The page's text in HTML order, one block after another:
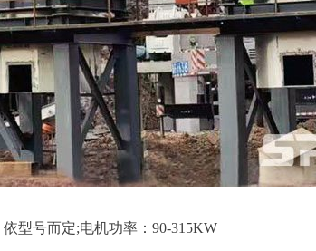
型号而定;电机功率：90-315KW